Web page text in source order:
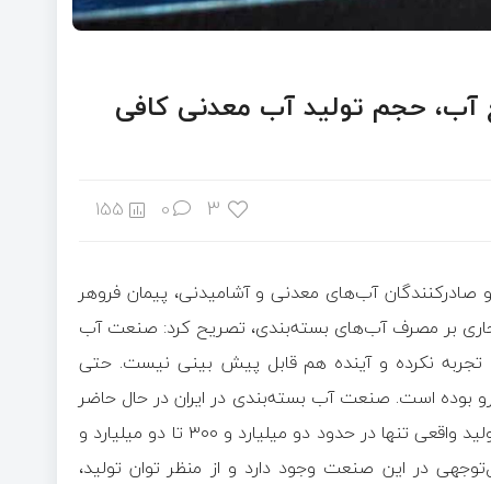
حجم تولید آب معدنی کافی
3
0
155
و صادرکنندگان آب‌های معدنی و آشامیدنی، پیمان فروهر
جاری بر مصرف آب‌های بسته‌بندی، تصریح کرد: صنعت آب
نکرده و آینده هم قابل پیش بینی نیست. حتی
است. صنعت آب بسته‌بندی در ایران در حال حاضر
قابلیت تولید سالانه بین ۱۳ تا ۱۴ میلیارد لیتر را دارد، در حالی که تولید واقعی تنها در حدود دو میلیارد و ۳۰۰ تا دو میلیارد و
در این صنعت وجود دارد و از منظر توان تولید،